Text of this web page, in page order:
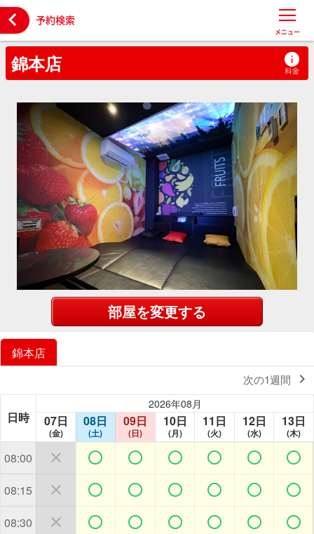
 予約検索
メニュー
錦本店
部屋を変更する
錦本店
次の1週間 
日時
2026年08月
07日
(金)
08日
(土)
09日
(日)
10日
(月)
11日
(火)
12日
(水)
13日
(木)
08:00       
08:15       
08:30       